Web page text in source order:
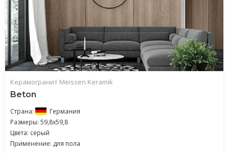
Керамогранит Meissen Keramik
Beton
Страна:
Германия
Размеры: 59,8x59,8
Цвета: серый
Применение: для пола